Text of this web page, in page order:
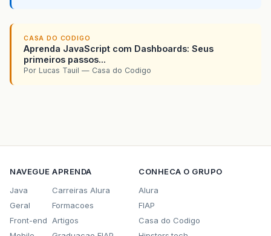
CASA DO CODIGO
Aprenda JavaScript com Dashboards: Seus
primeiros passos...
Por Lucas Tauil — Casa do Codigo
NAVEGUE
Java
Geral
Front-end
APRENDA
Carreiras Alura
Formacoes
Artigos
CONHECA O GRUPO
Alura
FIAP
Casa do Codigo